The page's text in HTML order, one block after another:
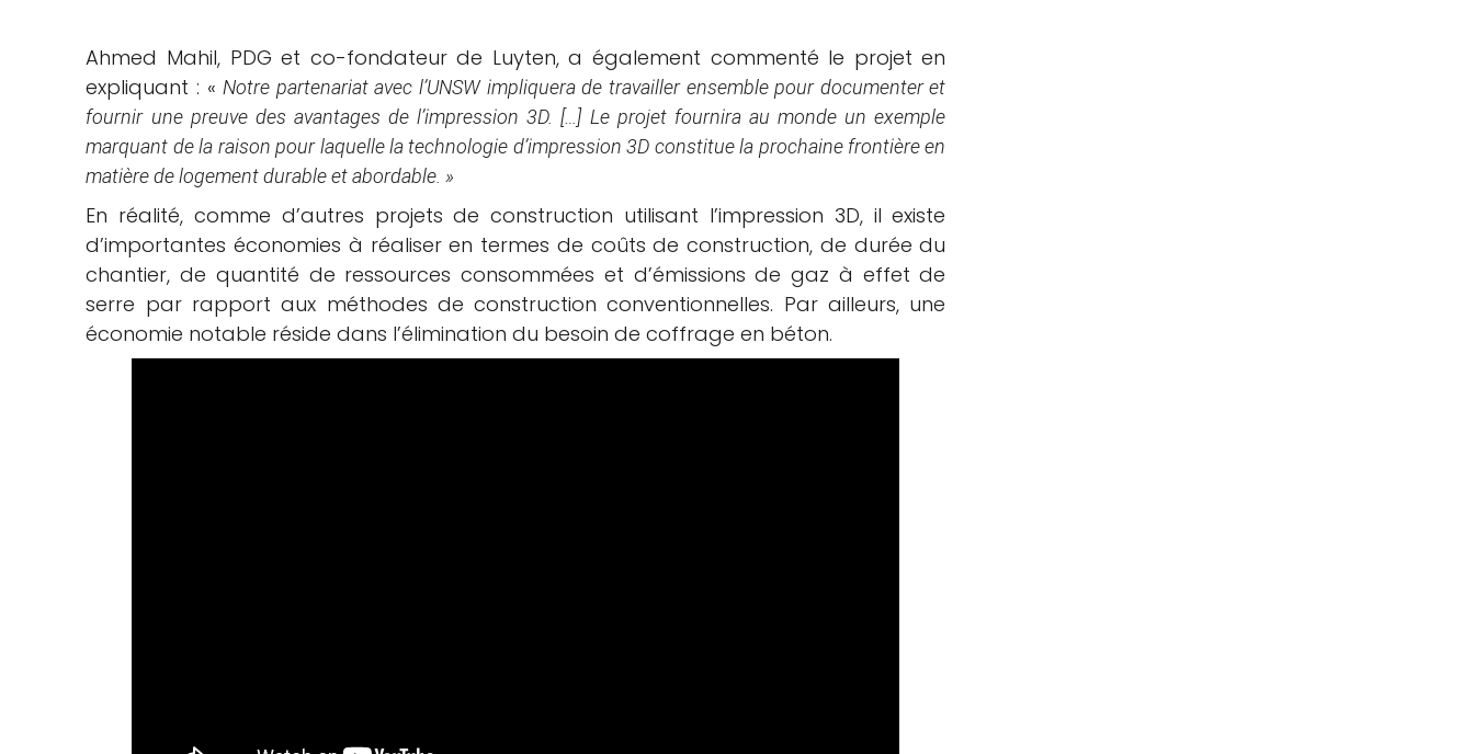
Ahmed Mahil, PDG et co-fondateur de Luyten, a également commenté le projet en
expliquant : «Notre partenariat avec l’UNSW impliquera de travailler ensemble pour documenter et
fournir une preuve des avantages de l’impression 3D. […] Le projet fournira au monde un exemple
marquant de la raison pour laquelle la technologie d’impression 3D constitue la prochaine frontière en
matière de logement durable et abordable. »
En réalité, comme d’autres projets de construction utilisant l’impression 3D, il existe
d’importantes économies à réaliser en termes de coûts de construction, de durée du
chantier, de quantité de ressources consommées et d’émissions de gaz à effet de
serre par rapport aux méthodes de construction conventionnelles. Par ailleurs, une
économie notable réside dans l’élimination du besoin de coffrage en béton.